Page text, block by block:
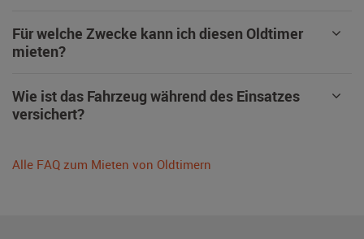
Für welche Zwecke kann ich diesen Oldtimer
mieten?
Wie ist das Fahrzeug während des Einsatzes
versichert?
Alle FAQ zum Mieten von Oldtimern